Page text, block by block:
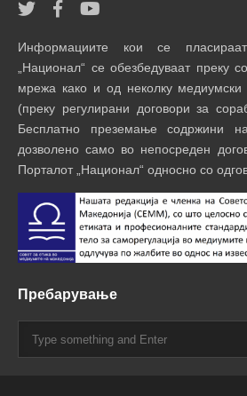
Информациите кои се
„Национал“ се обезбедуваат преку
мрежа како и од неколку медиумски
(преку регулирани договори за
Бесплатно преземање содржини
дозволено само во непосреден
Порталот „Национал“ односно со
Пребарување